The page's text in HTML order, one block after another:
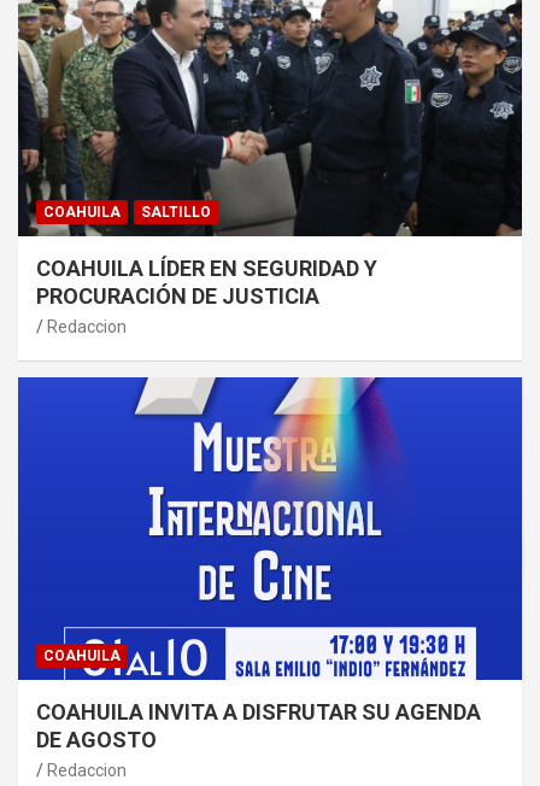
COAHUILA SALTILLO
COAHUILA LÍDER EN SEGURIDAD Y
PROCURACIÓN DE JUSTICIA
Redaccion
COAHUILA
COAHUILA INVITA A DISFRUTAR SU AGENDA
DE AGOSTO
Redaccion